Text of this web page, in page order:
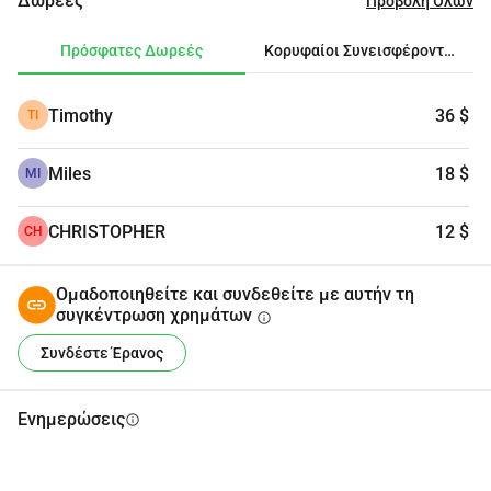
για όλους.
Πρόσφατες Δωρεές Κορυφαίοι Συνεισφέροντες
TI Timothy 36 $
MI Miles 18 $
CH CHRISTOPHER 12 $
Ομαδοποιηθείτε και συνδεθείτε με αυτήν τη
συγκέντρωση χρημάτων info
Συνδέστε Έρανος
Ενημερώσειςinfo